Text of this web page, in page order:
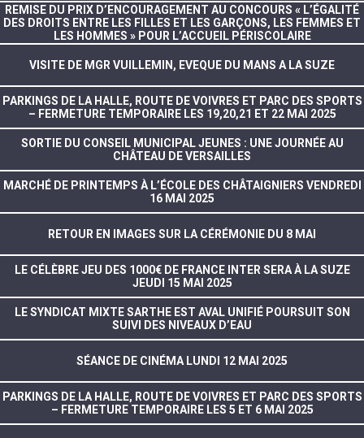
REMISE DU PRIX D’ENCOURAGEMENT AU CONCOURS « L’ÉGALITÉ
DES DROITS ENTRE LES FILLES ET LES GARÇONS, LES FEMMES ET
LES HOMMES » POUR L’ACCUEIL PÉRISCOLAIRE
VISITE DE MGR VUILLEMIN, EVEQUE DU MANS A LA SUZE
PARKINGS DE LA HALLE, ROUTE DE VOIVRES ET PARC DES SPORTS
– FERMETURE TEMPORAIRE LES 19,20,21 ET 22 MAI 2025
SORTIE DU CONSEIL MUNICIPAL JEUNES : UNE JOURNÉE AU
CHÂTEAU DE VERSAILLES
MARCHÉ DE PRINTEMPS À L’ÉCOLE DES CHÂTAIGNIERS VENDREDI
16 MAI 2025
RETOUR EN IMAGES SUR LA CÉRÉMONIE DU 8 MAI
LE CÉLÈBRE JEU DES 1000€ DE FRANCE INTER SERA À LA SUZE
JEUDI 15 MAI 2025
LE SYNDICAT MIXTE SARTHE EST AVAL UNIFIÉ POURSUIT SON
SUIVI DES NIVEAUX D’EAU
SÉANCE DE CINÉMA LUNDI 12 MAI 2025
PARKINGS DE LA HALLE, ROUTE DE VOIVRES ET PARC DES SPORTS
– FERMETURE TEMPORAIRE LES 5 ET 6 MAI 2025